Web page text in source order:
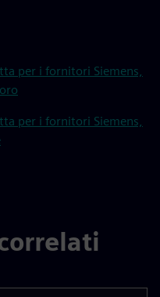
per i fornitori Siemens,
per i fornitori Siemens,